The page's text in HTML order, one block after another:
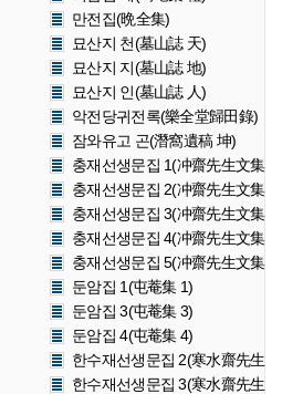
만전집(晩全集)
묘산지 천(墓山誌 天)
묘산지 지(墓山誌 地)
묘산지 인(墓山誌 人)
악전당귀전록(樂全堂歸田錄)
잠와유고 곤(潛窩遺稿 坤)
충재선생문집 1(冲齋先生文集 1)
충재선생문집 2(冲齋先生文集 2)
충재선생문집 3(冲齋先生文集 3)
충재선생문집 4(冲齋先生文集 4)
충재선생문집 5(冲齋先生文集 5)
둔암집 1(屯菴集 1)
둔암집 3(屯菴集 3)
둔암집 4(屯菴集 4)
한수재선생문집 2(寒水齋先生文集 2)
한수재선생문집 3(寒水齋先生文集 3)